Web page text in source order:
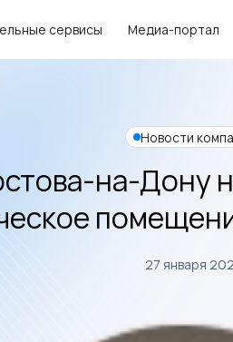
сервисы Медиа-портал
Новости
на-Дону
27 января